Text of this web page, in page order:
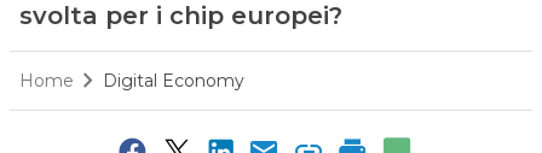
svolta per i chip europei?
Home Digital Economy